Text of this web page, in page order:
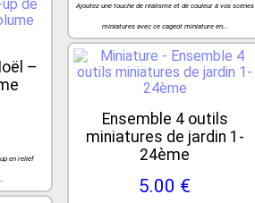
–
en relief
Ajoutez une touche de réalisme et de couleur à vos scènes
miniatures avec ce cageot miniature en...
Ensemble 4 outils
miniatures de jardin 1-
24ème
5.00 €